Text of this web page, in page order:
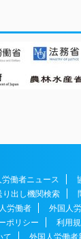
働者ニュース
り出し機関検索
労働者 外国人
ポリシー 利用
て
外国人労働者